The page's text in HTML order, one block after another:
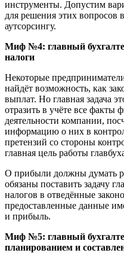
инструменты. Допустим
для решения этих вопросов
аутсорсингу.
Миф №4: главный
налоги
Некоторые
найдёт возможность, как
выплат. Но главная задача
отразить в учёте все факты
деятельности компании,
информацию о них в
претензий со стороны
главная цель работы
О прибыли должны думать
обязаны поставить задачу
налогов в отведённые
предоставленные данные
и прибыль.
Миф №5: главный
планированием и